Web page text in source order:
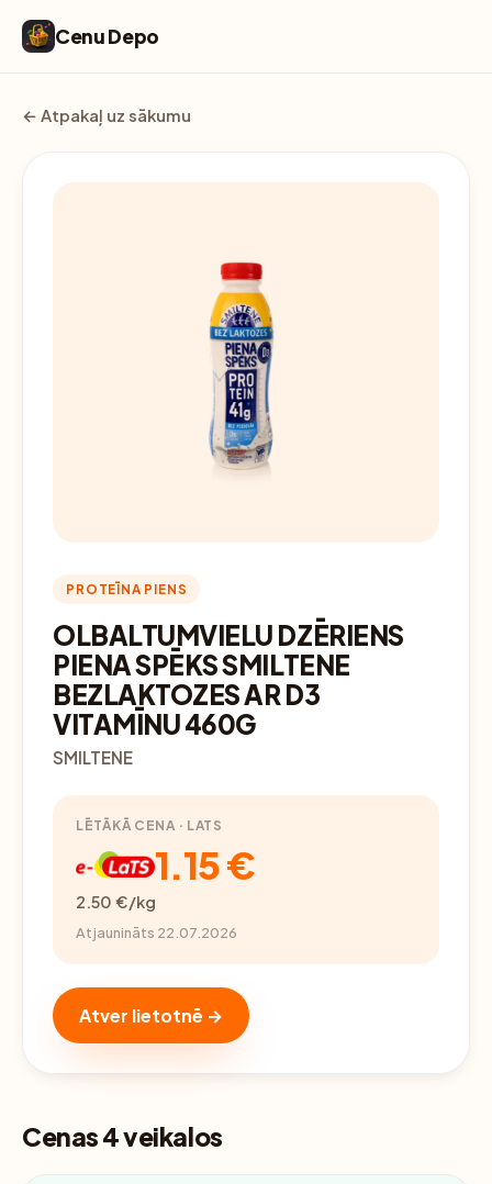
Cenu Depo
← Atpakaļ uz sākumu
PROTEĪNA PIENS
OLBALTUMVIELU DZĒRIENS
PIENA SPĒKS SMILTENE
BEZLAKTOZES AR D3
VITAMĪNU 460G
SMILTENE
LĒTĀKĀ CENA · LATS
1.15 €
2.50 €/kg
Atjaunināts 22.07.2026
Atver lietotnē →
Cenas 4 veikalos